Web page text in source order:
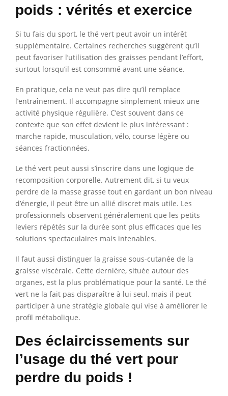
poids : vérités et exercice
Si tu fais du sport, le thé vert peut avoir un intérêt
supplémentaire. Certaines recherches suggèrent qu’il
peut favoriser l’utilisation des graisses pendant l’effort,
surtout lorsqu’il est consommé avant une séance.
En pratique, cela ne veut pas dire qu’il remplace
l’entraînement. Il accompagne simplement mieux une
activité physique régulière. C’est souvent dans ce
contexte que son effet devient le plus intéressant :
marche rapide, musculation, vélo, course légère ou
séances fractionnées.
Le thé vert peut aussi s’inscrire dans une logique de
recomposition corporelle. Autrement dit, si tu veux
perdre de la masse grasse tout en gardant un bon niveau
d’énergie, il peut être un allié discret mais utile. Les
professionnels observent généralement que les petits
leviers répétés sur la durée sont plus efficaces que les
solutions spectaculaires mais intenables.
Il faut aussi distinguer la graisse sous-cutanée de la
graisse viscérale. Cette dernière, située autour des
organes, est la plus problématique pour la santé. Le thé
vert ne la fait pas disparaître à lui seul, mais il peut
participer à une stratégie globale qui vise à améliorer le
profil métabolique.
Des éclaircissements sur
l’usage du thé vert pour
perdre du poids !